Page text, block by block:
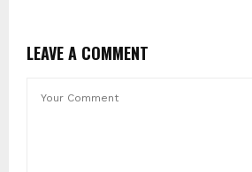
LEAVE A COMMENT